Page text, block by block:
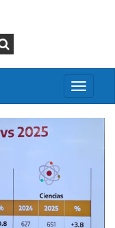
Activar/
menú